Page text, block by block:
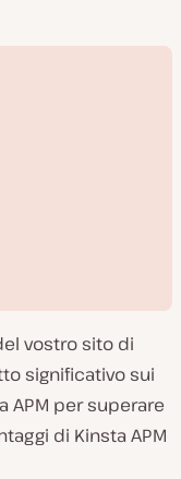
vostro sito di
significativo sui
APM per superare
di Kinsta APM